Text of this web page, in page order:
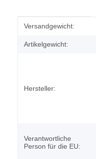
Produkteigenschaft
Wert
Versandgewicht:
Artikelgewicht:
Hersteller:
Verantwortliche
Person für die EU: